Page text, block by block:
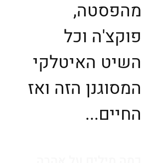
מהפסטה,
פוקצ'ה וכל
השיט האיטלקי
המסוגנן הזה ואז
החיים...